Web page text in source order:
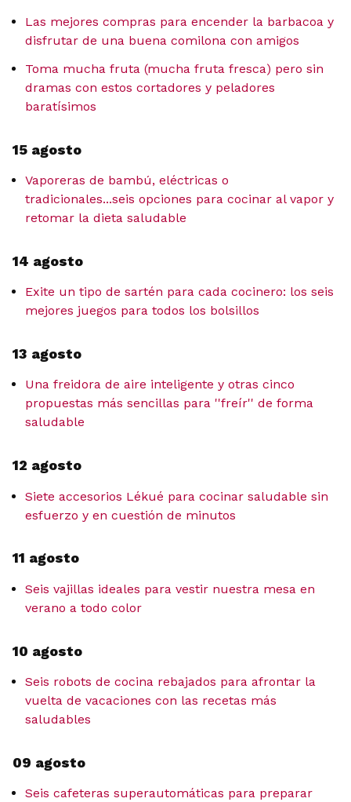
Las mejores compras para encender la barbacoa y
disfrutar de una buena comilona con amigos
Toma mucha fruta (mucha fruta fresca) pero sin
dramas con estos cortadores y peladores
baratísimos
15 agosto
Vaporeras de bambú, eléctricas o
tradicionales...seis opciones para cocinar al vapor y
retomar la dieta saludable
14 agosto
Exite un tipo de sartén para cada cocinero: los seis
mejores juegos para todos los bolsillos
13 agosto
Una freidora de aire inteligente y otras cinco
propuestas más sencillas para ''freír'' de forma
saludable
12 agosto
Siete accesorios Lékué para cocinar saludable sin
esfuerzo y en cuestión de minutos
11 agosto
Seis vajillas ideales para vestir nuestra mesa en
verano a todo color
10 agosto
Seis robots de cocina rebajados para afrontar la
vuelta de vacaciones con las recetas más
saludables
09 agosto
Seis cafeteras superautomáticas para preparar